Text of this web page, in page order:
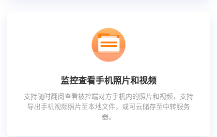
监控查看手机照片和视频
支持随时翻阅查看被控端对方手机内的照片和视频，支持
导出手机视频照片至本地文件，或可云储存至中转服务
器。